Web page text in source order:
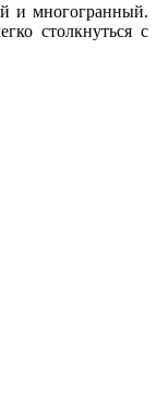
и многогранный.
столкнуться с